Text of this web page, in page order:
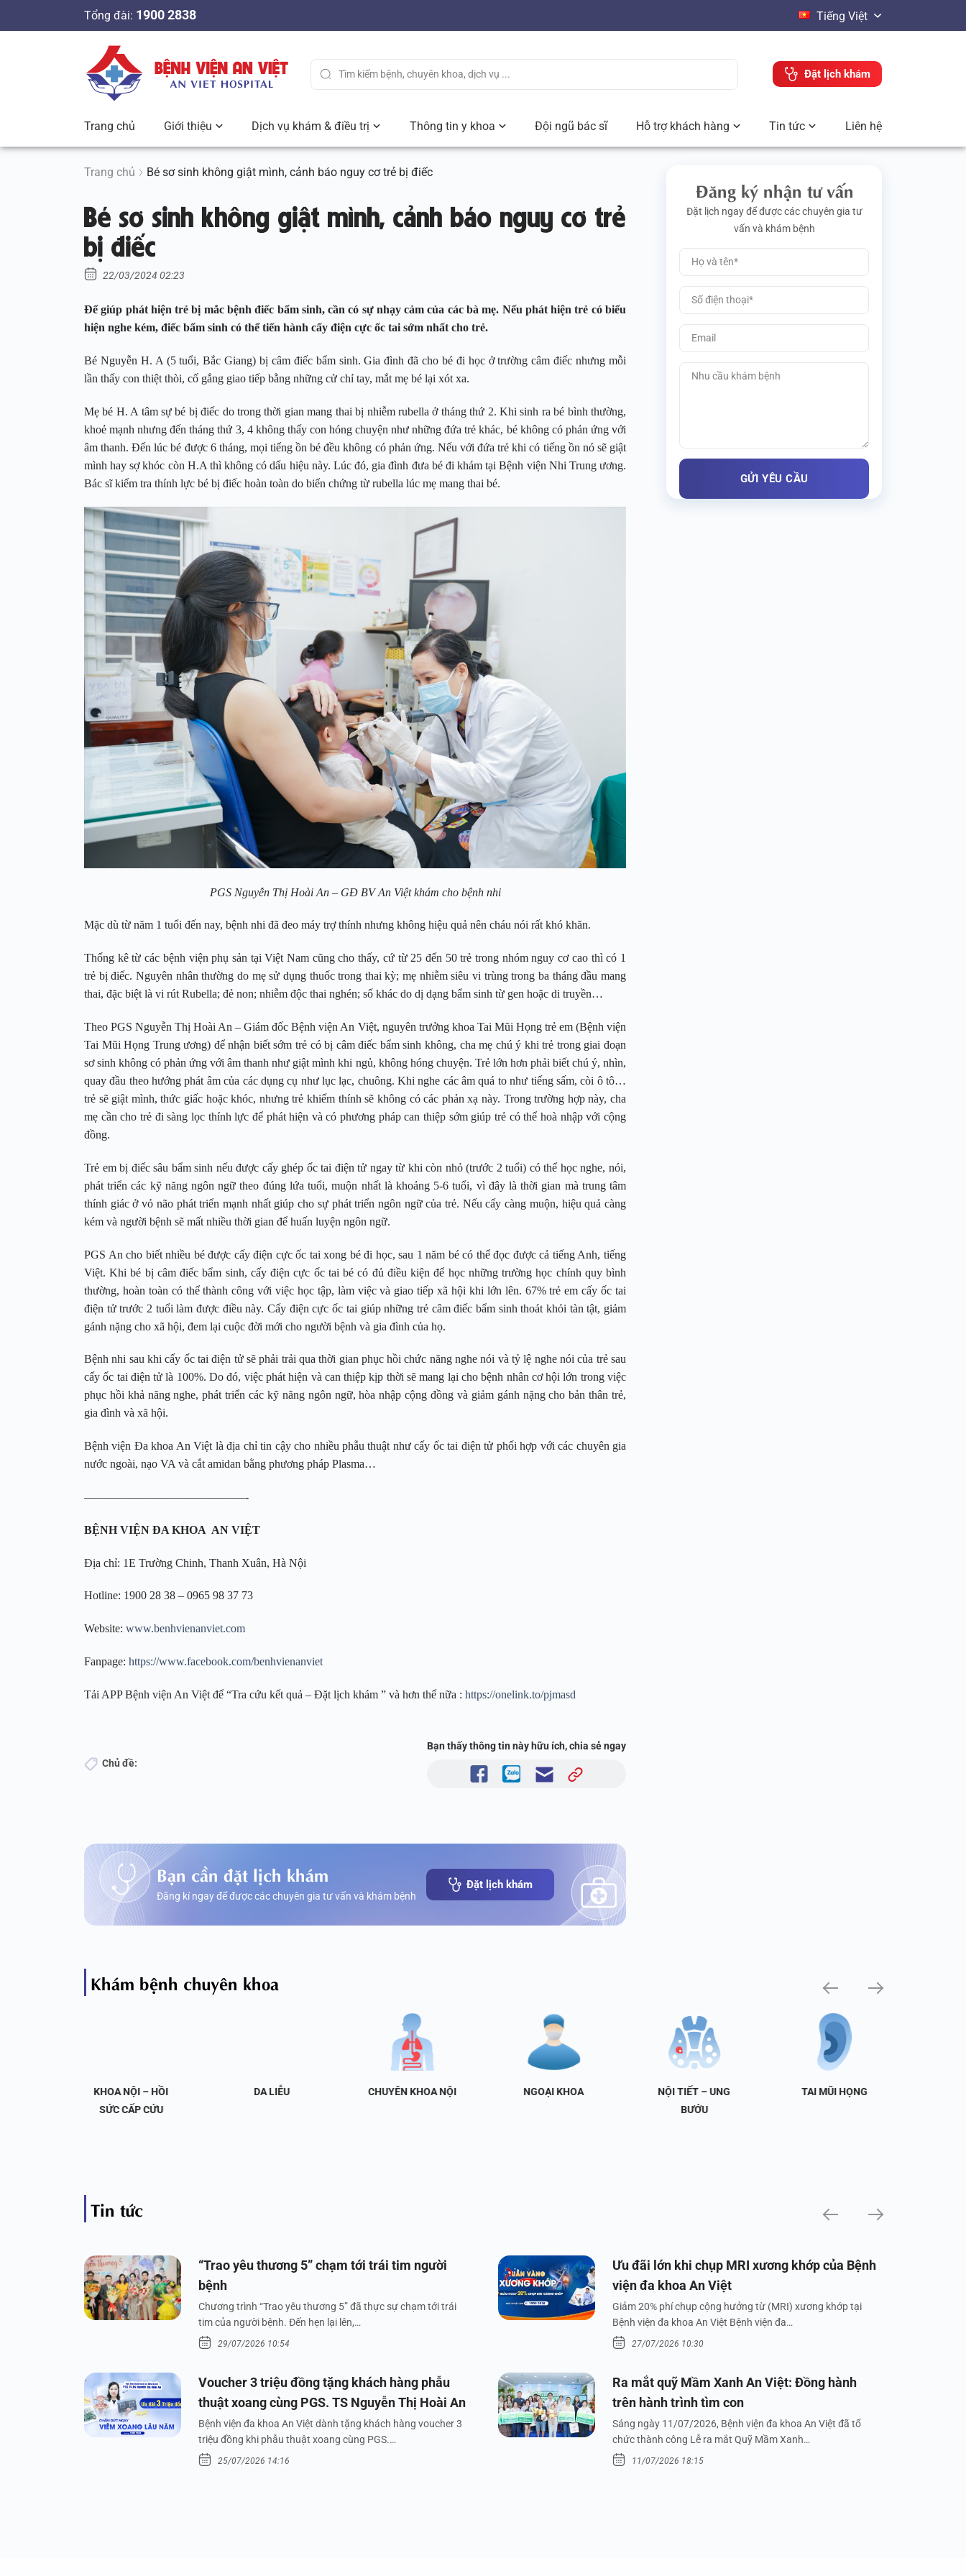
n
Tổng đài: 1900 2838 Tiếng Việt
Đặt lịch khám
Trang chủ Giới thiệu Dịch vụ khám & điều trị Thông tin y khoa Đội ngũ bác sĩ Hỗ trợ khách hàng Tin tức Liên hệ
Trang chủ Bé sơ sinh không giật mình, cảnh báo nguy cơ trẻ bị điếc
Bé sơ sinh không giật mình, cảnh báo nguy cơ trẻ
bị điếc
22/03/2024 02:23
Để giúp phát hiện trẻ bị mắc bệnh điếc bẩm sinh, cần có sự nhạy cảm của các bà mẹ. Nếu phát hiện trẻ có biểu
hiện nghe kém, điếc bẩm sinh có thể tiến hành cấy điện cực ốc tai sớm nhất cho trẻ.
Bé Nguyễn H. A (5 tuổi, Bắc Giang) bị câm điếc bẩm sinh. Gia đình đã cho bé đi học ở trường câm điếc nhưng mỗi
lần thấy con thiệt thòi, cố gắng giao tiếp bằng những cử chỉ tay, mắt mẹ bé lại xót xa.
Mẹ bé H. A tâm sự bé bị điếc do trong thời gian mang thai bị nhiễm rubella ở tháng thứ 2. Khi sinh ra bé bình thường,
khoẻ mạnh nhưng đến tháng thứ 3, 4 không thấy con hóng chuyện như những đứa trẻ khác, bé không có phản ứng với
âm thanh. Đến lúc bé được 6 tháng, mọi tiếng ồn bé đều không có phản ứng. Nếu với đứa trẻ khi có tiếng ồn nó sẽ giật
mình hay sợ khóc còn H.A thì không có dấu hiệu này. Lúc đó, gia đình đưa bé đi khám tại Bệnh viện Nhi Trung ương.
Bác sĩ kiểm tra thính lực bé bị điếc hoàn toàn do biến chứng từ rubella lúc mẹ mang thai bé.
PGS Nguyễn Thị Hoài An – GĐ BV An Việt khám cho bệnh nhi
Mặc dù từ năm 1 tuổi đến nay, bệnh nhi đã đeo máy trợ thính nhưng không hiệu quả nên cháu nói rất khó khăn.
Thống kê từ các bệnh viện phụ sản tại Việt Nam cũng cho thấy, cứ từ 25 đến 50 trẻ trong nhóm nguy cơ cao thì có 1
trẻ bị điếc. Nguyên nhân thường do mẹ sử dụng thuốc trong thai kỳ; mẹ nhiễm siêu vi trùng trong ba tháng đầu mang
thai, đặc biệt là vi rút Rubella; đẻ non; nhiễm độc thai nghén; số khác do dị dạng bẩm sinh từ gen hoặc di truyền…
Theo PGS Nguyễn Thị Hoài An – Giám đốc Bệnh viện An Việt, nguyên trưởng khoa Tai Mũi Họng trẻ em (Bệnh viện
Tai Mũi Họng Trung ương) để nhận biết sớm trẻ có bị câm điếc bẩm sinh không, cha mẹ chú ý khi trẻ trong giai đoạn
sơ sinh không có phản ứng với âm thanh như giật mình khi ngủ, không hóng chuyện. Trẻ lớn hơn phải biết chú ý, nhìn,
quay đầu theo hướng phát âm của các dụng cụ như lục lạc, chuông. Khi nghe các âm quá to như tiếng sấm, còi ô tô…
trẻ sẽ giật mình, thức giấc hoặc khóc, nhưng trẻ khiếm thính sẽ không có các phản xạ này. Trong trường hợp này, cha
mẹ cần cho trẻ đi sàng lọc thính lực để phát hiện và có phương pháp can thiệp sớm giúp trẻ có thể hoà nhập với cộng
đồng.
Trẻ em bị điếc sâu bẩm sinh nếu được cấy ghép ốc tai điện tử ngay từ khi còn nhỏ (trước 2 tuổi) có thể học nghe, nói,
phát triển các kỹ năng ngôn ngữ theo đúng lứa tuổi, muộn nhất là khoảng 5-6 tuổi, vì đây là thời gian mà trung tâm
thính giác ở vỏ não phát triển mạnh nhất giúp cho sự phát triển ngôn ngữ của trẻ. Nếu cấy càng muộn, hiệu quả càng
kém và người bệnh sẽ mất nhiều thời gian để huấn luyện ngôn ngữ.
PGS An cho biết nhiều bé được cấy điện cực ốc tai xong bé đi học, sau 1 năm bé có thể đọc được cả tiếng Anh, tiếng
Việt. Khi bé bị câm điếc bẩm sinh, cấy điện cực ốc tai bé có đủ điều kiện để học những trường học chính quy bình
thường, hoàn toàn có thể thành công với việc học tập, làm việc và giao tiếp xã hội khi lớn lên. 67% trẻ em cấy ốc tai
điện tử trước 2 tuổi làm được điều này. Cấy điện cực ốc tai giúp những trẻ câm điếc bẩm sinh thoát khỏi tàn tật, giảm
gánh nặng cho xã hội, đem lại cuộc đời mới cho người bệnh và gia đình của họ.
Bệnh nhi sau khi cấy ốc tai điện tử sẽ phải trải qua thời gian phục hồi chức năng nghe nói và tỷ lệ nghe nói của trẻ sau
cấy ốc tai điện tử là 100%. Do đó, việc phát hiện và can thiệp kịp thời sẽ mang lại cho bệnh nhân cơ hội lớn trong việc
phục hồi khả năng nghe, phát triển các kỹ năng ngôn ngữ, hòa nhập cộng đồng và giảm gánh nặng cho bản thân trẻ,
gia đình và xã hội.
Bệnh viện Đa khoa An Việt là địa chỉ tin cậy cho nhiều phẫu thuật như cấy ốc tai điện tử phối hợp với các chuyên gia
nước ngoài, nạo VA và cắt amidan bằng phương pháp Plasma…
——————————————-
BỆNH VIỆN ĐA KHOA AN VIỆT
Địa chỉ: 1E Trường Chinh, Thanh Xuân, Hà Nội
Hotline: 1900 28 38 – 0965 98 37 73
Website: www.benhvienanviet.com
Fanpage: https://www.facebook.com/benhvienanviet
Tải APP Bệnh viện An Việt để “Tra cứu kết quả – Đặt lịch khám ” và hơn thế nữa : https://onelink.to/pjmasd
Chủ đề:
Bạn thấy thông tin này hữu ích, chia sẻ ngay
Bạn cần đặt lịch khám
Đăng kí ngay để được các chuyên gia tư vấn và khám bệnh
Đặt lịch khám
Đăng ký nhận tư vấn
Đặt lịch ngay để được các chuyên gia tư
vấn và khám bệnh
Khám bệnh chuyên khoa
KHOA NỘI – HỒI
SỨC CẤP CỨU
DA LIỄU CHUYÊN KHOA NỘI NGOẠI KHOA
NỘI TIẾT – UNG
BƯỚU
TAI MŨI HỌNG
Tin tức
“Trao yêu thương 5” chạm tới trái tim người
bệnh
Chương trình “Trao yêu thương 5” đã thực sự chạm tới trái
tim của người bệnh. Đến hẹn lại lên,…
29/07/2026 10:54
Ưu đãi lớn khi chụp MRI xương khớp của Bệnh
viện đa khoa An Việt
Giảm 20% phí chụp cộng hưởng từ (MRI) xương khớp tại
Bệnh viện đa khoa An Việt Bệnh viện đa…
27/07/2026 10:30
Voucher 3 triệu đồng tặng khách hàng phẫu
thuật xoang cùng PGS. TS Nguyễn Thị Hoài An
Bệnh viện đa khoa An Việt dành tặng khách hàng voucher 3
triệu đồng khi phẫu thuật xoang cùng PGS.…
25/07/2026 14:16
Ra mắt quỹ Mầm Xanh An Việt: Đồng hành
trên hành trình tìm con
Sáng ngày 11/07/2026, Bệnh viện đa khoa An Việt đã tổ
chức thành công Lễ ra mắt Quỹ Mầm Xanh…
11/07/2026 18:15